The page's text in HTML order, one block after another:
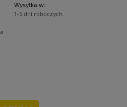
Wysyłka w:
1-5 dni roboczych.
kosztów płatności